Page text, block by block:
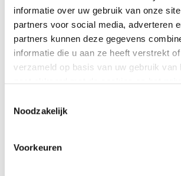
informatie over uw gebruik van onze
partners voor social media, adverteren
partners kunnen deze gegevens
informatie die u aan ze heeft verstrekt
verzameld op basis van uw gebruik van
Noodzakelijk
Voorkeuren
Wilt u op de hoogte blijven van de
laatste erfgoednieuws? Schrijf u dan nu
wekelijkse nieuwsbrief!
Aanvullingen